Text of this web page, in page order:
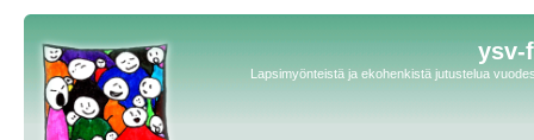
ysv-
Lapsimyönteistä ja ekohenkistä jutustelua